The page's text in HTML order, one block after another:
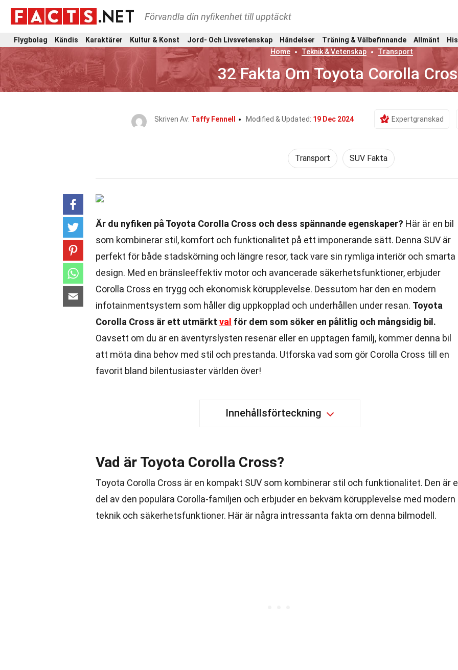
Förvandla din nyfikenhet till upptäckt
Flygbolag Kändis Karaktärer Kultur & Konst Jord- Och Livsvetenskap Händelser Träning & Välbefinnande Allmänt
Home
Teknik & Vetenskap Transport
32 Fakta Om Toyota Corolla
Skriven Av: Taffy Fennell Modified & Updated: 19 Dec 2024 Expertgranskad
Transport SUV Fakta
Är du nyfiken på Toyota Corolla Cross och dess spännande egenskaper? Här är en bil
som kombinerar stil, komfort och funktionalitet på ett imponerande sätt. Denna SUV är
perfekt för både stadskörning och längre resor, tack vare sin rymliga interiör och smarta
design. Med en bränsleeffektiv motor och avancerade säkerhetsfunktioner, erbjuder
Corolla Cross en trygg och ekonomisk körupplevelse. Dessutom har den en modern
infotainmentsystem som håller dig uppkopplad och underhållen under resan. Toyota
Corolla Cross är ett utmärkt val för dem som söker en pålitlig och mångsidig bil.
Oavsett om du är en äventyrslysten resenär eller en upptagen familj, kommer denna bil
att möta dina behov med stil och prestanda. Utforska vad som gör Corolla Cross till en
favorit bland bilentusiaster världen över!
Innehållsförteckning
Vad är Toyota Corolla Cross?
Toyota Corolla Cross är en kompakt SUV som kombinerar stil och funktionalitet. Den är
del av den populära Corolla-familjen och erbjuder en bekväm körupplevelse med modern
teknik och säkerhetsfunktioner. Här är några intressanta fakta om denna bilmodell.